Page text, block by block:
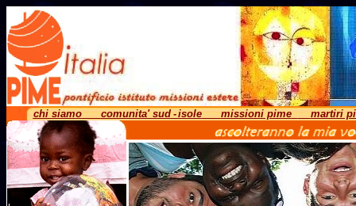
chi siamo comunita' sud-isole missioni pime martiri